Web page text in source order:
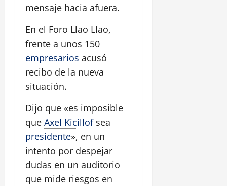
mensaje hacia afuera.
En el Foro Llao Llao,
frente a unos 150
empresarios acusó
recibo de la nueva
situación.
Dijo que «es imposible
que Axel Kicillofsea
presidente», en un
intento por despejar
dudas en un auditorio
que mide riesgos en